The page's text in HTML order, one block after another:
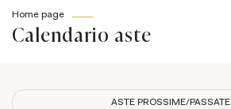
Home page
Calendario aste
ASTE PROSSIME/PASSATE